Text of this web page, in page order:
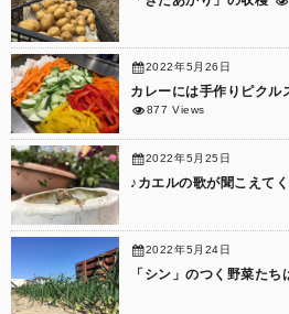
2022年5月26日
カレーには手作りピクル
877 Views
2022年5月25日
♪カエルの歌が聞こえて
2022年5月24日
「シン」のつく野菜たち